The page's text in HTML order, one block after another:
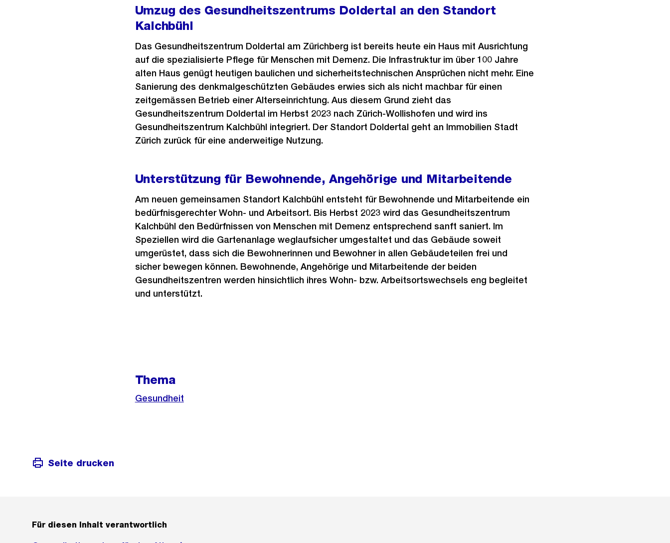
Umzug des Gesundheitszentrums Doldertal an den Standort
Kalchbühl
Das Gesundheitszentrum Doldertal am Zürichberg ist bereits heute ein Haus mit Ausrichtung
auf die spezialisierte Pflege für Menschen mit Demenz. Die Infrastruktur im über 100 Jahre
alten Haus genügt heutigen baulichen und sicherheitstechnischen Ansprüchen nicht mehr. Eine
Sanierung des denkmalgeschützten Gebäudes erwies sich als nicht machbar für einen
zeitgemässen Betrieb einer Alterseinrichtung. Aus diesem Grund zieht das
Gesundheitszentrum Doldertal im Herbst 2023 nach Zürich-Wollishofen und wird ins
Gesundheitszentrum Kalchbühl integriert. Der Standort Doldertal geht an Immobilien Stadt
Zürich zurück für eine anderweitige Nutzung.
Unterstützung für Bewohnende, Angehörige und Mitarbeitende
Am neuen gemeinsamen Standort Kalchbühl entsteht für Bewohnende und Mitarbeitende ein
bedürfnisgerechter Wohn- und Arbeitsort. Bis Herbst 2023 wird das Gesundheitszentrum
Kalchbühl den Bedürfnissen von Menschen mit Demenz entsprechend sanft saniert. Im
Speziellen wird die Gartenanlage weglaufsicher umgestaltet und das Gebäude soweit
umgerüstet, dass sich die Bewohnerinnen und Bewohner in allen Gebäudeteilen frei und
sicher bewegen können. Bewohnende, Angehörige und Mitarbeitende der beiden
Gesundheitszentren werden hinsichtlich ihres Wohn- bzw. Arbeitsortswechsels eng begleitet
und unterstützt.
Thema
Gesundheit
Seite drucken
Für diesen Inhalt verantwortlich